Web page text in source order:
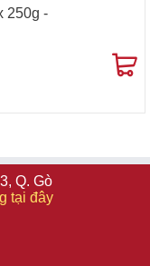
250g -
Q. Gò
tại đây